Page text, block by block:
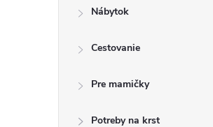
Nábytok
Cestovanie
Pre mamičky
Potreby na krst